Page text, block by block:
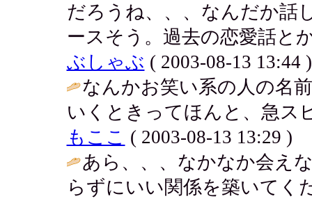
だろうね、、、なんだか話
ースそう。過去の恋愛話と
ぶしゃぶ ( 2003-08-13 13:44 )
なんかお笑い系の人の名
いくときってほんと、急ス
もここ ( 2003-08-13 13:29 )
あら、、、なかなか会え
らずにいい関係を築いて